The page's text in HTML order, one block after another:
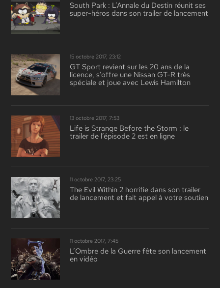
South Park : L’Annale du Destin réunit ses
super-héros dans son trailer de lancement
15 octobre 2017, 23:12
GT Sport revient sur les 20 ans de la
licence, s’offre une Nissan GT-R très
spéciale et joue avec Lewis Hamilton
13 octobre 2017, 7:53
Life is Strange Before the Storm : le
trailer de l’épisode 2 est en ligne
11 octobre 2017, 23:25
The Evil Within 2 horrifie dans son trailer
de lancement et fait appel à votre soutien
11 octobre 2017, 7:45
L’Ombre de la Guerre fête son lancement
en vidéo